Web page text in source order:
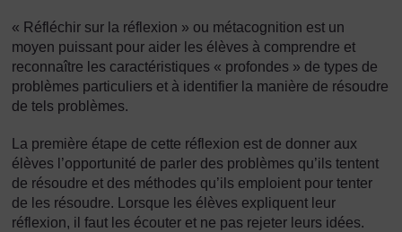
« Réfléchir sur la réflexion » ou métacognition est un
moyen puissant pour aider les élèves à comprendre et
reconnaître les caractéristiques « profondes » de types de
problèmes particuliers et à identifier la manière de résoudre
de tels problèmes.
La première étape de cette réflexion est de donner aux
élèves l’opportunité de parler des problèmes qu’ils tentent
de résoudre et des méthodes qu’ils emploient pour tenter
de les résoudre. Lorsque les élèves expliquent leur
réflexion, il faut les écouter et ne pas rejeter leurs idées.